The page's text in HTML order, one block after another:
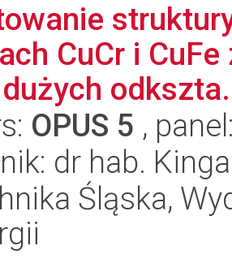
CuCr i
OPUS 5 ,
dr hab.
Śląska,